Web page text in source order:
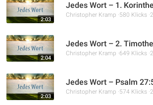
2:03
Jedes Wort – 1.
Christopher Kramp 580 Klicks
2:04
Jedes Wort – 2.
Christopher Kramp 649 Klicks
2:03
Jedes Wort – Psalm
Christopher Kramp 574 Klicks